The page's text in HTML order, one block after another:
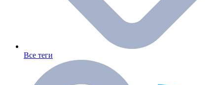
Все теги